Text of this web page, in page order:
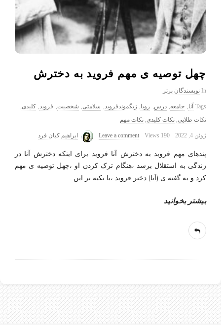
چهل توصیه ی مهم فروید به دخترش
In نویسندگان برتر
Tags آنا, جامعه,درس, رویا, زیگموندفروید, سلامتی, شخصیت, فروید, کلیدی,
نکات طلایی, نکات کلیدی, نکات مهم
ژوئن 4, 2022 190 Views
Leave a comment ابراهیم کیان فرد
پندهای مهم فروید به دخترش آنا فروید برای اینکه دخترش آنا در
زندگی به استقلال برسد ،هنگام ترک کردن او ،چهل توصیه ی مهم
کرد و به گفته ی (آنا) دختر فروید ،با تکیه بر این
بیشتر بخوانید